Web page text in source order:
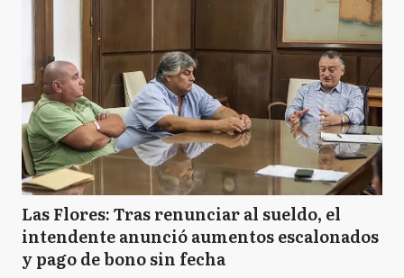
Las Flores: Tras renunciar al sueldo, el
intendente anunció aumentos escalonados
y pago de bono sin fecha